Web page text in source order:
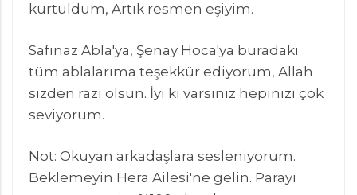
kurtuldum, Artık resmen eşiyim.
Safinaz Abla'ya, Şenay Hoca'ya buradaki
tüm ablalarıma teşekkür ediyorum, Allah
sizden razı olsun. İyi ki varsınız hepinizi çok
seviyorum.
Not: Okuyan arkadaşlara sesleniyorum.
Beklemeyin Hera Ailesi'ne gelin. Parayı